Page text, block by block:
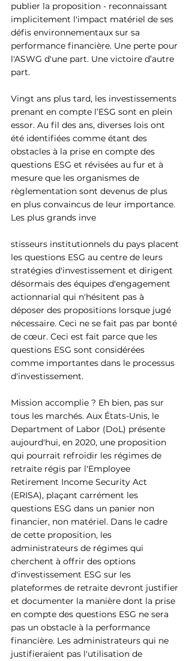
publier la proposition - reconnaissant
implicitement l'impact matériel de ses
défis environnementaux sur sa
performance financière. Une perte pour
l'ASWG d'une part. Une victoire d’autre
part.
Vingt ans plus tard, les investissements
prenant en compte l’ESG sont en plein
essor. Au fil des ans, diverses lois ont
été identifiées comme étant des
obstacles à la prise en compte des
questions ESG et révisées au fur et à
mesure que les organismes de
règlementation sont devenus de plus
en plus convaincus de leur importance.
Les plus grands inve
stisseurs institutionnels du pays placent
les questions ESG au centre de leurs
stratégies d'investissement et dirigent
désormais des équipes d'engagement
actionnarial qui n'hésitent pas à
déposer des propositions lorsque jugé
nécessaire. Ceci ne se fait pas par bonté
de cœur. Ceci est fait parce que les
questions ESG sont considérées
comme importantes dans le processus
d'investissement.
Mission accomplie ? Eh bien, pas sur
tous les marchés. Aux États-Unis, le
Department of Labor (DoL) présente
aujourd'hui, en 2020, une proposition
qui pourrait refroidir les régimes de
retraite régis par l'Employee
Retirement Income Security Act
(ERISA), plaçant carrément les
questions ESG dans un panier non
financier, non matériel. Dans le cadre
de cette proposition, les
administrateurs de régimes qui
cherchent à offrir des options
d'investissement ESG sur les
plateformes de retraite devront justifier
et documenter la manière dont la prise
en compte des questions ESG ne sera
pas un obstacle à la performance
financière. Les administrateurs qui ne
justifieraient pas l'utilisation de